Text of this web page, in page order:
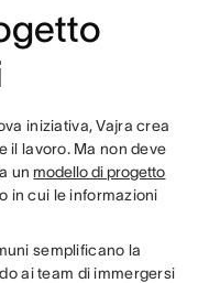
iniziativa, Vajra crea
il lavoro. Ma non deve
un modello di progetto
in cui le informazioni
semplificano la
ai team di immergersi